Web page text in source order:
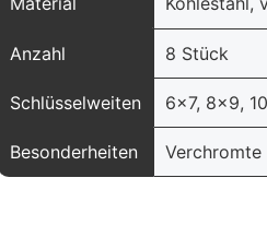
Anzahl 8 Stück
Schlüsselweiten 6x7, 8x9,
Besonderheiten